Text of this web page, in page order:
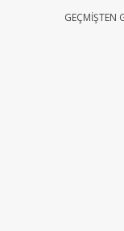
FREEGEÇMIŞTEN